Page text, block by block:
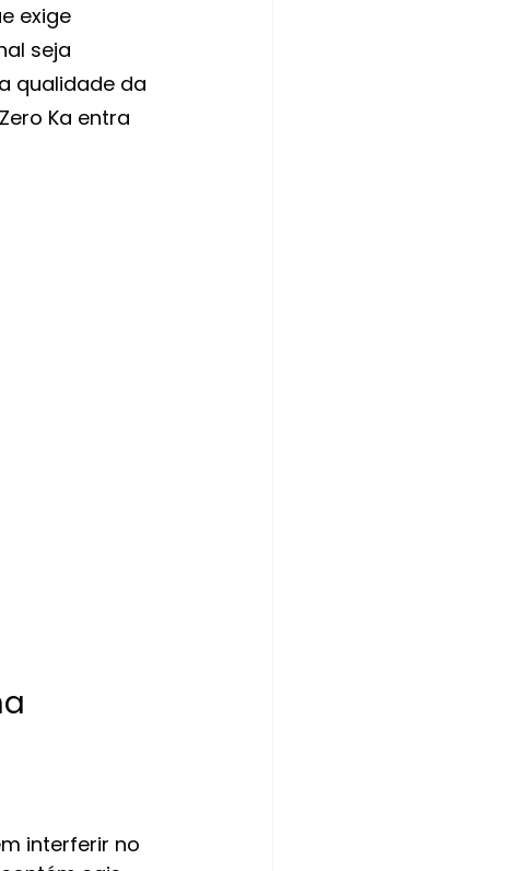
exige
seja
qualidade da
Ka entra
interferir no